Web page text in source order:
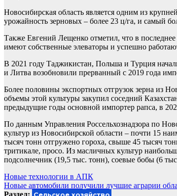
Новосибирская область является одним из
урожайность зерновых – более 23 ц/га, и самый
Также Евгений Лещенко отметил, что в
имеют собственные элеваторы и успешно
В 2021 году Таджикистан, Польша и Турция
и Литва возобновили прерванный с 2019 года
Более половины экспортных отгрузок зерна из
объемы этой культуры закупил соседний
предыдущие годы основной импортер рапса, в
По данным Управления Россельхознадзора по
культур из Новосибирской области – почти 15
тысяч тонн отгружено гороха, свыше 45 тысяч
тритикале, просо. Из масличных культур
подсолнечник (19,5 тыс. тонн), соевые бобы (6
Навигация
по
Новые технологии в АПК
Новые автомобили получили лучшие аграрии
Раздел: